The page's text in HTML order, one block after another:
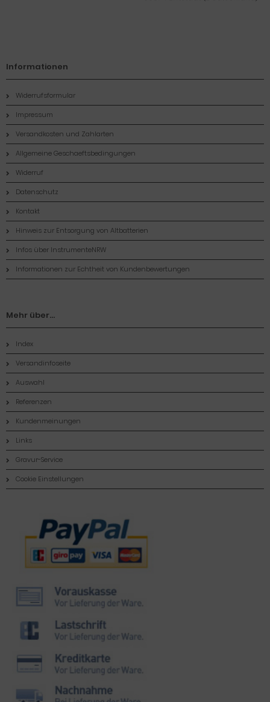
Informationen
Widerrufsformular
Impressum
Versandkosten und Zahlarten
Allgemeine Geschaeftsbedingungen
Widerruf
Datenschutz
Kontakt
Hinweis zur Entsorgung von Altbatterien
Infos über InstrumenteNRW
Informationen zur Echtheit von Kundenbewertungen
Mehr über...
Index
Versandinfoseite
Auswahl
Referenzen
Kundenmeinungen
Links
Gravur-Service
Cookie Einstellungen
Zahlungsmethoden